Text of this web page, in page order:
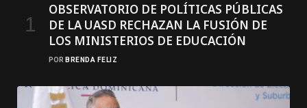
OBSERVATORIO DE POLÍTICAS PÚBLICAS
DE LA UASD RECHAZAN LA FUSIÓN DE
LOS MINISTERIOS DE EDUCACIÓN
POR BRENDA FELIZ